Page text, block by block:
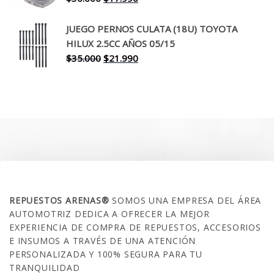
original
era:
$30.000.
actual
es:
$17.990.
JUEGO PERNOS CULATA (18U) TOYOTA
HILUX 2.5CC AÑOS 05/15
$35.000 El
$21.990El
REPUESTOS ARENAS®SOMOS UNA EMPRESA DEL ÁREA
AUTOMOTRIZ DEDICA A OFRECER LA MEJOR
EXPERIENCIA DE COMPRA DE REPUESTOS, ACCESORIOS
E INSUMOS A TRAVÉS DE UNA ATENCIÓN
PERSONALIZADA Y 100% SEGURA PARA TU
TRANQUILIDAD